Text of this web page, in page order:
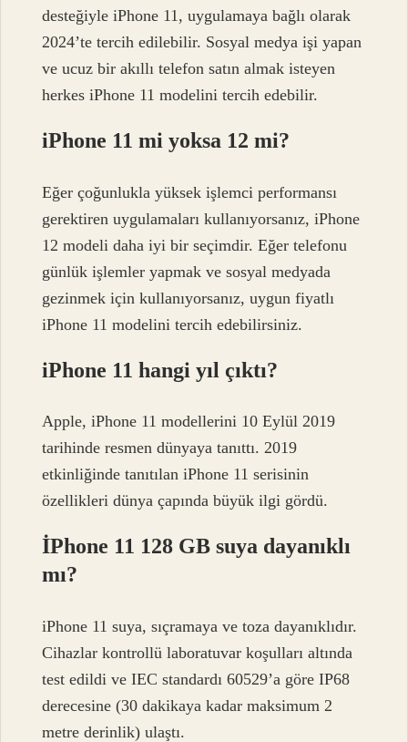
desteğiyle iPhone 11, uygulamaya bağlı olarak
2024’te tercih edilebilir. Sosyal medya işi yapan
ve ucuz bir akıllı telefon satın almak isteyen
herkes iPhone 11 modelini tercih edebilir.
iPhone 11 mi yoksa 12 mi?
Eğer çoğunlukla yüksek işlemci performansı
gerektiren uygulamaları kullanıyorsanız, iPhone
12 modeli daha iyi bir seçimdir. Eğer telefonu
günlük işlemler yapmak ve sosyal medyada
gezinmek için kullanıyorsanız, uygun fiyatlı
iPhone 11 modelini tercih edebilirsiniz.
iPhone 11 hangi yıl çıktı?
Apple, iPhone 11 modellerini 10 Eylül 2019
tarihinde resmen dünyaya tanıttı. 2019
etkinliğinde tanıtılan iPhone 11 serisinin
özellikleri dünya çapında büyük ilgi gördü.
İPhone 11 128 GB suya dayanıklı
mı?
iPhone 11 suya, sıçramaya ve toza dayanıklıdır.
Cihazlar kontrollü laboratuvar koşulları altında
test edildi ve IEC standardı 60529’a göre IP68
derecesine (30 dakikaya kadar maksimum 2
metre derinlik) ulaştı.